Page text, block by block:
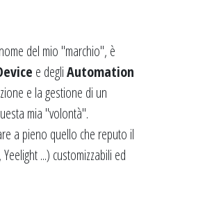
del mio "marchio", è
e degliAutomation
e la gestione di un
mia "volontà".
a pieno quello che reputo il
...) customizzabili ed